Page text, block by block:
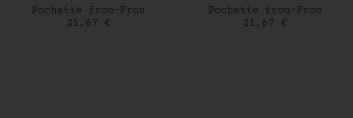
AJOUTER AU PANIER
Pochette frou-Frou
Prix
21,67 €
AJOUTER AU PANIER
Pochette frou-Frou
Prix
21,67 €